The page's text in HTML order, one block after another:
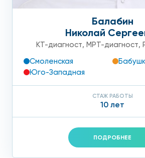
Балабин
Николай
КТ-диагност, МРТ-диагност,
Смоленская
Юго-Западная
СТАЖ РАБОТЫ
10 лет
ПОДРОБНЕЕ